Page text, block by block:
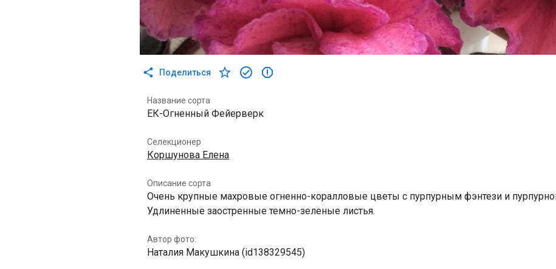
Поделиться
Название сорта
ЕК-Огненный Фейерверк
Селекционер
Коршунова Елена
Описание сорта
Очень крупные махровые огненно-коралловые цветы с пурпурным фэнтези и
Удлиненные заостренные темно-зеленые листья.
Автор фото:
Наталия Макушкина (id138329545)